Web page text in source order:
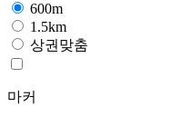
600m
1.5km
상권맞춤
마커